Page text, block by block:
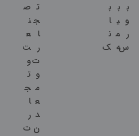
ب
و
ر
س
ب
ی
م
ه
ب
ا
ن
ک
ت
ج
ا
ر
ت
و
م
ع
د
ن
ص
ن
ع
ت
و
ت
ج
ا
ر
ت